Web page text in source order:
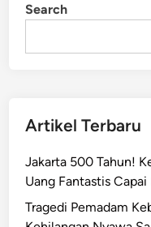
Search
Artikel Terbaru
Jakarta 500 Tahun!
Uang Fantastis
Tragedi Pemadam